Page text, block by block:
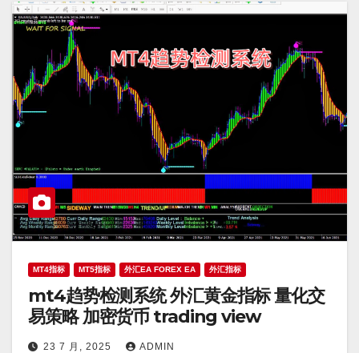
MT4指标 MT5指标 外汇EA FOREX EA 外汇指标
mt4趋势检测系统 外汇黄金指标 量化交
易策略 加密货币 trading view
23 7 月, 2025 ADMIN